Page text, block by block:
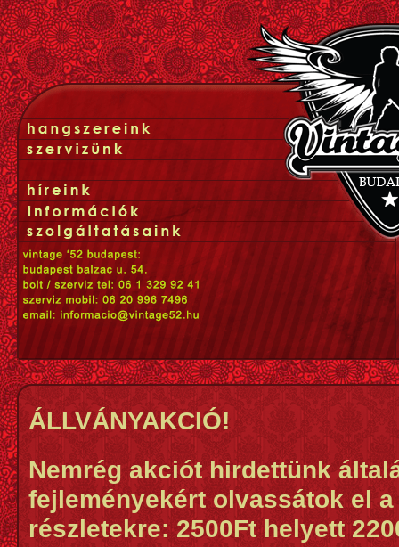
ÁLLVÁNYAKCIÓ!
Nemrég akciót hirdettünk
fejleményekért olvassátok el
részletekre: 2500Ft helyett